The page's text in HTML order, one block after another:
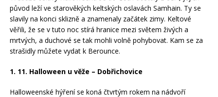
původ leží ve starověkých keltských oslavách Samhain. Ty se
slavily na konci sklizně a znamenaly začátek zimy. Keltové
věřili, že se v tuto noc stírá hranice mezi světem živých a
mrtvých, a duchové se tak mohli volně pohybovat. Kam se za
strašidly můžete vydat k Berounce.
1. 11. Halloween u věže – Dobřichovice
Halloweenské hýření se koná čtvrtým rokem na nádvoří